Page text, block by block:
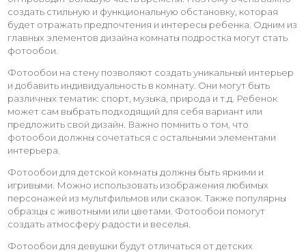
создать стильную и функциональную обстановку, которая
будет отражать предпочтения и интересы ребенка. Одним из
главных элементов дизайна комнаты подростка могут стать
фотообои.
Фотообои на стену позволяют создать уникальный интерьер
и добавить индивидуальность в комнату. Они могут быть
различных тематик: спорт, музыка, природа и т.д. Ребенок
может сам выбрать подходящий для себя вариант или
предложить свой дизайн. Важно помнить о том, что
фотообои должны сочетаться с остальными элементами
интерьера.
Фотообои для детской комнаты должны быть яркими и
игривыми. Можно использовать изображения любимых
персонажей из мультфильмов или сказок. Также популярны
образцы с животными или цветами. Фотообои помогут
создать атмосферу радости и веселья.
Фотообои для девушки будут отличаться от детских